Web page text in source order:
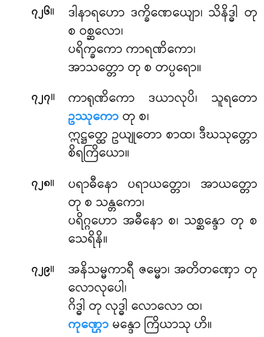
၇၂၆။
ဒါနာရဟော ဒက္ခိဏေယျော၊ သိနိဒ္ဓါ တု
စ ဝစ္ဆလော၊
ပရိက္ခကော ကာရဏိကော၊
အာသတ္တော တု စ တပ္ပရော။
၇၂၇။
ကာရုဏိကော ဒယာလုပိ၊ သူရတော
ဥဿုကောတု စ၊
ဣဋ္ဌတ္ထေ ဥယျုတော စာထ၊ ဒီဃသုတ္တော
စိရကြိယော။
၇၂၈။
ပရာဓီနော ပရာယတ္တော၊ အာယတ္တော
တု စ သန္တကော၊
ပရိဂ္ဂဟော အဓီနော စ၊ သစ္ဆန္ဒော တု စ
သေရိနိ။
၇၂၉။
အနိသမ္မကာရီ ဇမ္မော၊ အတိတဏှော တု
လောလုပေါ၊
ဂိဒ္ဓါ တု လုဒ္ဓါ လောလော ထ၊
ကုဏ္ဌောမန္ဒော ကြိယာသု ဟိ။